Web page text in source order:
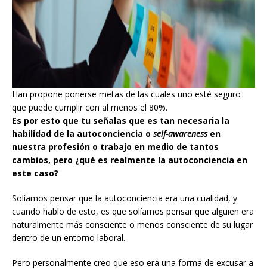
Han propone ponerse metas de las cuales uno esté seguro
que puede cumplir con al menos el 80%.
Es por esto que tu señalas que es tan necesaria la
habilidad de la autoconciencia o self-awarenessen
nuestra profesión o trabajo en medio de tantos
cambios, pero ¿qué es realmente la autoconciencia en
este caso?
Solíamos pensar que la autoconciencia era una cualidad, y
cuando hablo de esto, es que solíamos pensar que alguien era
naturalmente más consciente o menos consciente de su lugar
dentro de un entorno laboral.
Pero personalmente creo que eso era una forma de excusar a